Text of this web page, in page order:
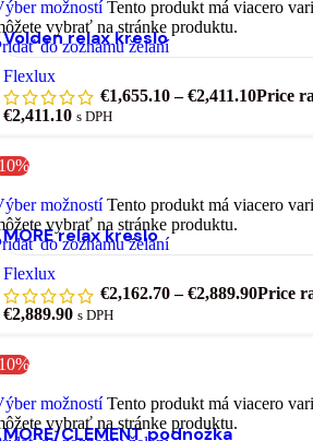
možností Tento produkt má viacero
vybrať na stránke produktu.
do zoznamu želaní
Volden relax kreslo
Flexlux
€1,655.10 – €2,411.10Price
€2,411.10 s DPH
možností Tento produkt má viacero
vybrať na stránke produktu.
do zoznamu želaní
MORE relax kreslo
Flexlux
€2,162.70 – €2,889.90Price
€2,889.90 s DPH
možností Tento produkt má viacero
vybrať na stránke produktu.
MORE/CLEMENT podnožka